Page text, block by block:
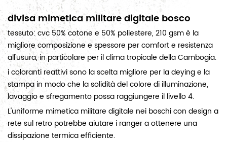
divisa mimetica militare digitale bosco
tessuto: cvc 50% cotone e 50% poliestere, 210 gsm è la
migliore composizione e spessore per comfort e resistenza
all'usura, in particolare per il clima tropicale della Cambogia.
i coloranti reattivi sono la scelta migliore per la deying e la
stampa in modo che la solidità del colore di illuminazione,
lavaggio e sfregamento possa raggiungere il livello 4.
L'uniforme mimetica militare digitale nei boschi con design a
rete sul retro potrebbe aiutare i ranger a ottenere una
dissipazione termica efficiente.